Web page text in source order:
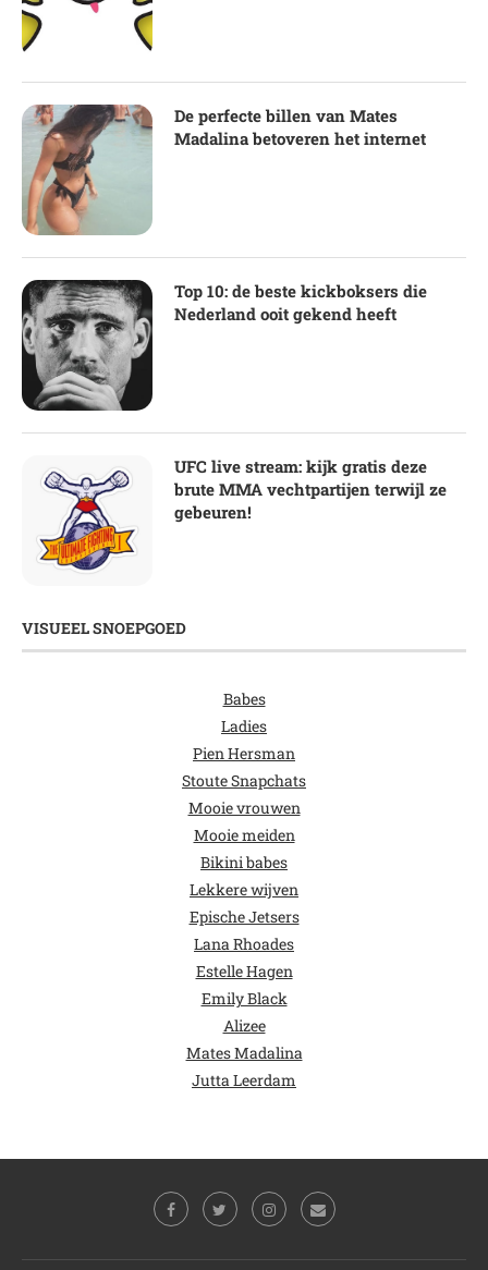
De perfecte billen van Mates
Madalina betoveren het internet
Top 10: de beste kickboksers die
Nederland ooit gekend heeft
UFC live stream: kijk gratis deze
brute MMA vechtpartijen terwijl ze
gebeuren!
VISUEEL SNOEPGOED
Babes
Ladies
Pien Hersman
Stoute Snapchats
Mooie vrouwen
Mooie meiden
Bikini babes
Lekkere wijven
Epische Jetsers
Lana Rhoades
Estelle Hagen
Emily Black
Alizee
Mates Madalina
Jutta Leerdam